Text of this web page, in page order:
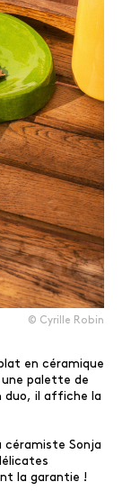
© Cyrille Robin
en céramique
palette de
duo, il affiche la
céramiste Sonja
la garantie !